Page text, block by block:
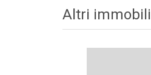
Altri immobili